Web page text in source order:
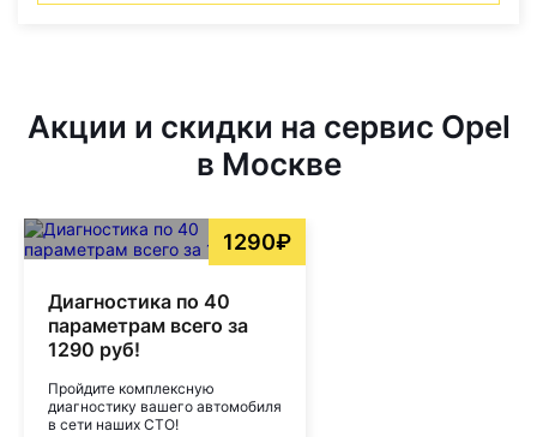
Акции и скидки на сервис Opel
в Москве
1290₽
Диагностика по 40
параметрам всего за
1290 руб!
Пройдите комплексную
диагностику вашего автомобиля
в сети наших СТО!